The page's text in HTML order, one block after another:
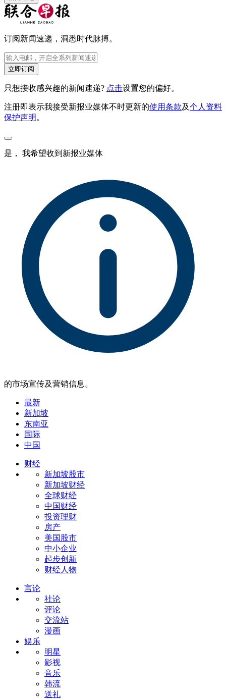
订阅新闻速递，洞悉时代脉搏。
立即订阅
只想接收感兴趣的新闻速递? 点击设置您的偏好。
注册即表示我接受新报业媒体不时更新的使用条款及个人资料
保护声明 。
是， 我希望收到新报业媒体
的市场宣传及营销信息。
最新
新加坡
东南亚
国际
中国
财经
新加坡股市
新加坡财经
全球财经
中国财经
投资理财
房产
美国股市
中小企业
起步创新
财经人物
言论
社论
评论
交流站
漫画
娱乐
明星
影视
音乐
韩流
送礼